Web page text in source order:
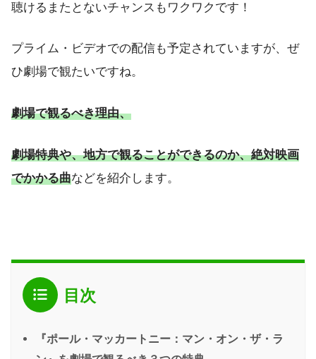
聴けるまたとないチャンスもワクワクです！
プライム・ビデオでの配信も予定されていますが、ぜ
ひ劇場で観たいですね。
劇場で観るべき理由、
劇場特典や、地方で観ることができるのか、絶対映画
でかかる曲などを紹介します。
目次
『ポール・マッカートニー：マン・オン・ザ・ラ